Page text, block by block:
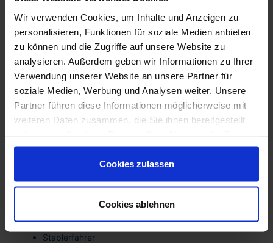
Wir verwenden Cookies, um Inhalte und Anzeigen zu
personalisieren, Funktionen für soziale Medien anbieten
zu können und die Zugriffe auf unsere Website zu
analysieren. Außerdem geben wir Informationen zu Ihrer
Verwendung unserer Website an unsere Partner für
soziale Medien, Werbung und Analysen weiter. Unsere
Partner führen diese Informationen möglicherweise mit
weiteren Daten zusammen, die Sie ihnen bereitgestellt
gesammelt haben. Sie sind damit einverstanden und
können Ihre Einwilligung jederzeit mit Wirkung für die
Zukunft widerrufen oder ändern.
Cookies zulassen
Cookies ablehnen
Personalvermittlung
gezielte Kandidatensuche
strukturierte Qualifikationsprüfung
nachhaltige Besetzung von Schlüsselpositionen
Strategische Fachkräfteplanung
langfristige Personalstrategien
Skalierbarkeit bei Wachstum
stabile Personalstrukturen
Industriemechaniker
Maschinenbediener
Qualitätssicherung
Logistik & Warenverkehr
Staplerfahrer